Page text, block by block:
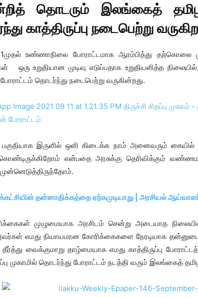
தொடரும் இலங்கைத்
காத்திருப்பு நடைபெற்று
உண்ணாநிலை போராட்டமாக ஆரம்பித்து தற்கொலை
ஒரு உறுதியான முடிவு எடுப்பதாக உறுதியளித்த
போராட்டம் தொடர்ந்து நடைபெற்று வருகின்றது.
இருளில் ஒளி கிடைக்க நாம் அனைவரும் கையில்
என்பதை அரசுக்கு தெரிவிக்கும்
தன்னாதிக்கத்தை ஏற்கமுடியாது | அரசியல்
முழுமையாக அரசிடம் சென்று அடையாத
எமது நியாயமான கோரிக்கைகளை நேரடியாக
வைக்குமாறு தாழ்மையாக எமது காத்திருப்பு
முகாமில் தொடர்ந்து போராட்டம் நடத்தி வரும் இலங்கைத்